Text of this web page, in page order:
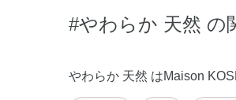
#やわらか 天然 の
やわらか 天然 はMaison